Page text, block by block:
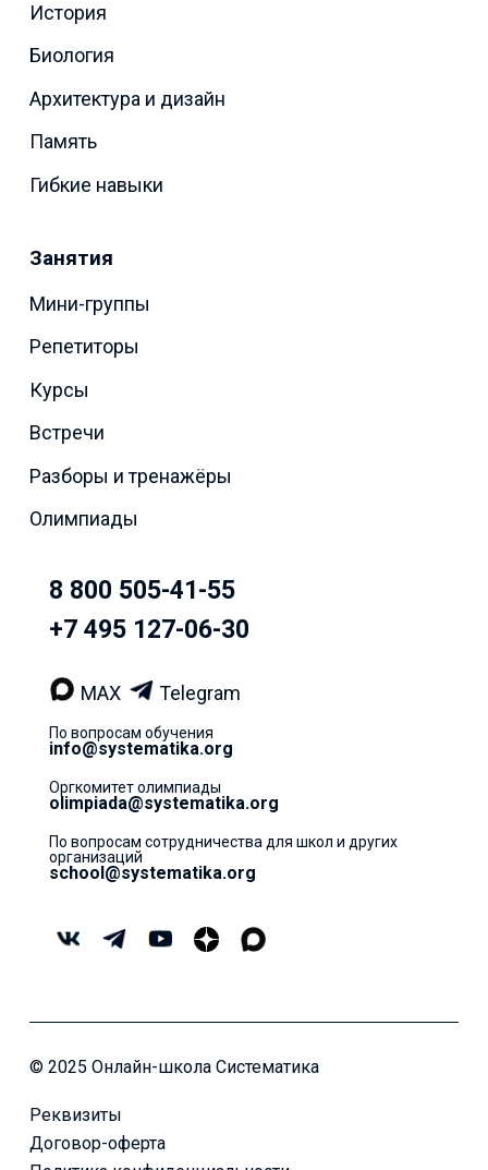
История
Биология
Архитектура и дизайн
Память
Гибкие навыки
Занятия
Мини-группы
Репетиторы
Курсы
Встречи
Разборы и тренажёры
Олимпиады
8 800 505-41-55
+7 495 127-06-30
MAX Telegram
По вопросам обучения
info@systematika.org
Оргкомитет олимпиады
olimpiada@systematika.org
По вопросам сотрудничества для школ и других
организаций
school@systematika.org
© 2025 Онлайн-школа Систематика
Реквизиты
Договор-оферта